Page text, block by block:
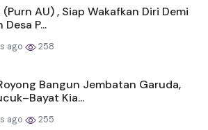
AU) , Siap Wakafkan Diri Demi
P...
ago 258
Bangun Jembatan Garuda,
Kia...
ago 255